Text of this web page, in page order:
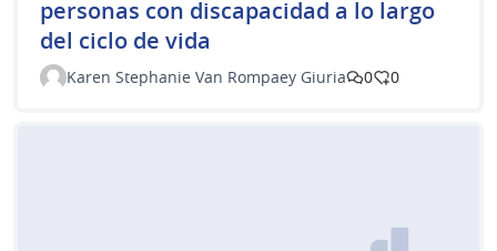
personas con discapacidad a lo largo
del ciclo de vida
Karen Stephanie Van Rompaey Giuria 0 0